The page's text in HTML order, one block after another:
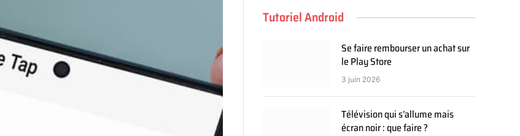
Tutoriel Android
Se faire rembourser un achat sur
le Play Store
3 juin 2026
Télévision qui s’allume mais
écran noir : que faire ?